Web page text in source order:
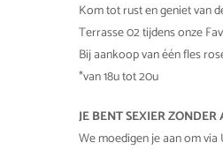
Kom tot rust en geniet van
Terrasse 02 tijdens onze
Bij aankoop van één fles
*van 18u tot 20u
JE BENT SEXIER ZONDER
We moedigen je aan om